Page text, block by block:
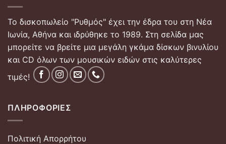
Το δισκοπωλείο "Ρυθμός" έχει την έδρα του στη Νέα
Ιωνία, Αθήνα και ιδρύθηκε το 1989. Στη σελίδα μας
μπορείτε να βρείτε μια μεγάλη γκάμα δίσκων βινυλίου
και CD όλων των μουσικών ειδών στις καλύτερες
τιμές!
ΠΛΗΡΟΦΟΡΊΕΣ
Πολιτική Απορρήτου